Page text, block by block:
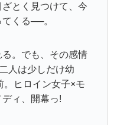
とく見つけて、今
くる──。
。でも、その感情
人は少しだけ幼
。ヒロイン女子×モ
ィ、開幕っ!